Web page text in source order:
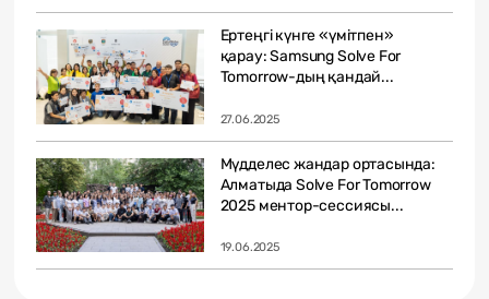
Ертеңгі күнге «үмітпен»
қарау: Samsung Solve For
Tomorrow-дың қандай...
27.06.2025
Мүдделес жандар ортасында:
Алматыда Solve For Tomorrow
2025 ментор-сессиясы...
19.06.2025